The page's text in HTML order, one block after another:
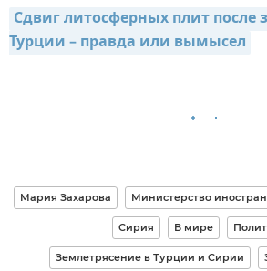
Сдвиг литосферных плит после
Турции – правда или вымысел
Мария Захарова Министерство
Сирия В мире
Землетрясение в Турции и Сирии